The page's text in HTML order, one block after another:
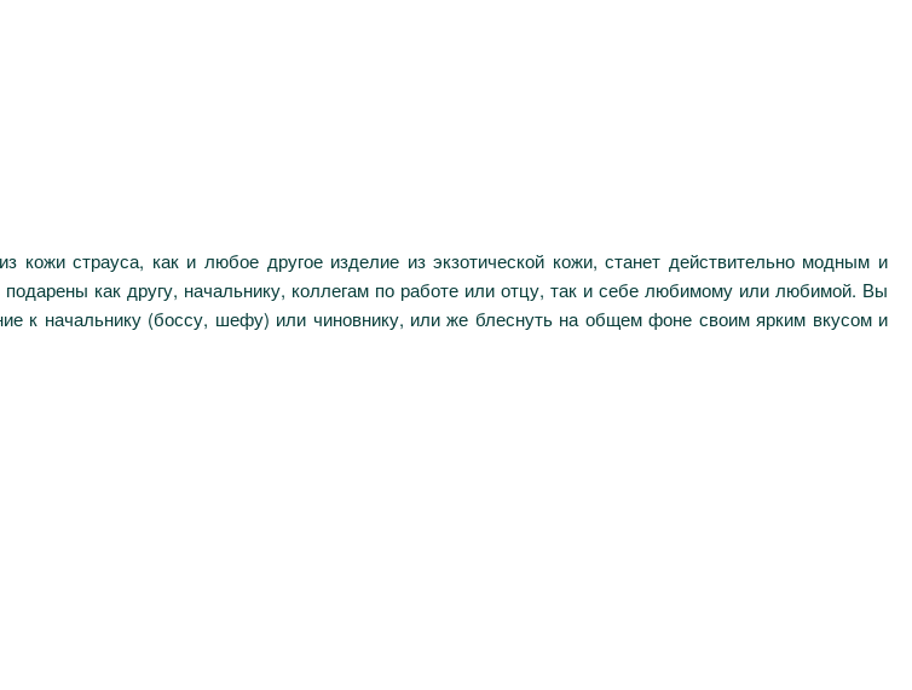
страуса, как и любое другое изделие из экзотической кожи, станет действительно модным и
как другу, начальнику, коллегам по работе или отцу, так и себе любимому или любимой. Вы
к начальнику (боссу, шефу) или чиновнику, или же блеснуть на общем фоне своим ярким вкусом и